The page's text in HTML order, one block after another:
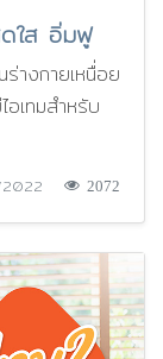
ใส อิ่มฟู
างกายเหนื่อย
เทมสำหรับ
2022 2072